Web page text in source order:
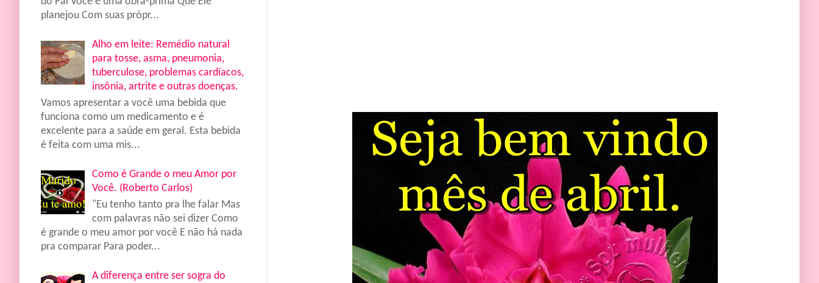
planejou Com suas própr...
Alho em leite: Remédio natural
para tosse, asma, pneumonia,
tuberculose, problemas cardíacos,
insônia, artrite e outras doenças.
Vamos apresentar a você uma bebida que
funciona como um medicamento e é
excelente para a saúde em geral. Esta bebida
é feita com uma mis...
Como é Grande o meu Amor por
Você. (Roberto Carlos)
"Eu tenho tanto pra lhe falar Mas
com palavras não sei dizer Como
é grande o meu amor por você E não há nada
pra comparar Para poder...
A diferença entre ser sogra do